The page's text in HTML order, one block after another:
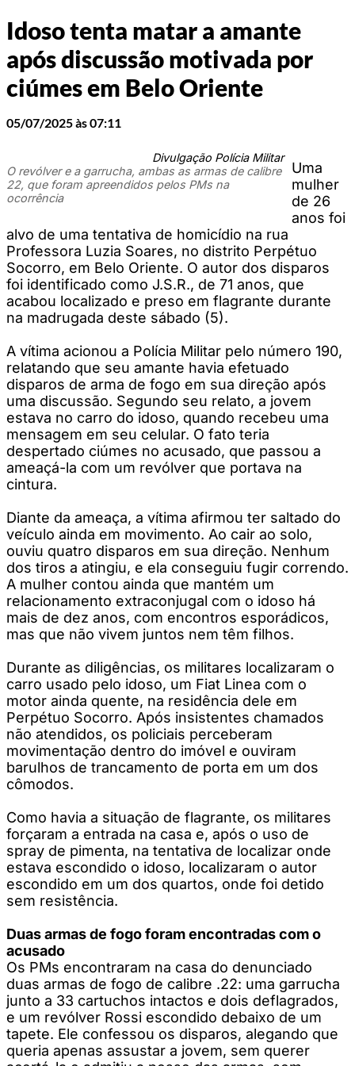
Idoso tenta matar a amante
após discussão motivada por
ciúmes em Belo Oriente
05/07/2025 às 07:11
Divulgação Polícia Militar
O revólver e a garrucha, ambas as armas de calibre
22, que foram apreendidos pelos PMs na
ocorrência
Uma
mulher
de 26
anos foi
alvo de uma tentativa de homicídio na rua
Professora Luzia Soares, no distrito Perpétuo
Socorro, em Belo Oriente. O autor dos disparos
foi identificado como J.S.R., de 71 anos, que
acabou localizado e preso em flagrante durante
na madrugada deste sábado (5).
A vítima acionou a Polícia Militar pelo número 190,
relatando que seu amante havia efetuado
disparos de arma de fogo em sua direção após
uma discussão. Segundo seu relato, a jovem
estava no carro do idoso, quando recebeu uma
mensagem em seu celular. O fato teria
despertado ciúmes no acusado, que passou a
ameaçá-la com um revólver que portava na
cintura.
Diante da ameaça, a vítima afirmou ter saltado do
veículo ainda em movimento. Ao cair ao solo,
ouviu quatro disparos em sua direção. Nenhum
dos tiros a atingiu, e ela conseguiu fugir correndo.
A mulher contou ainda que mantém um
relacionamento extraconjugal com o idoso há
mais de dez anos, com encontros esporádicos,
mas que não vivem juntos nem têm filhos.
Durante as diligências, os militares localizaram o
carro usado pelo idoso, um Fiat Linea com o
motor ainda quente, na residência dele em
Perpétuo Socorro. Após insistentes chamados
não atendidos, os policiais perceberam
movimentação dentro do imóvel e ouviram
barulhos de trancamento de porta em um dos
cômodos.
Como havia a situação de flagrante, os militares
forçaram a entrada na casa e, após o uso de
spray de pimenta, na tentativa de localizar onde
estava escondido o idoso, localizaram o autor
escondido em um dos quartos, onde foi detido
sem resistência.
Duas armas de fogo foram encontradas com o
acusado
Os PMs encontraram na casa do denunciado
duas armas de fogo de calibre .22: uma garrucha
junto a 33 cartuchos intactos e dois deflagrados,
e um revólver Rossi escondido debaixo de um
tapete. Ele confessou os disparos, alegando que
queria apenas assustar a jovem, sem querer